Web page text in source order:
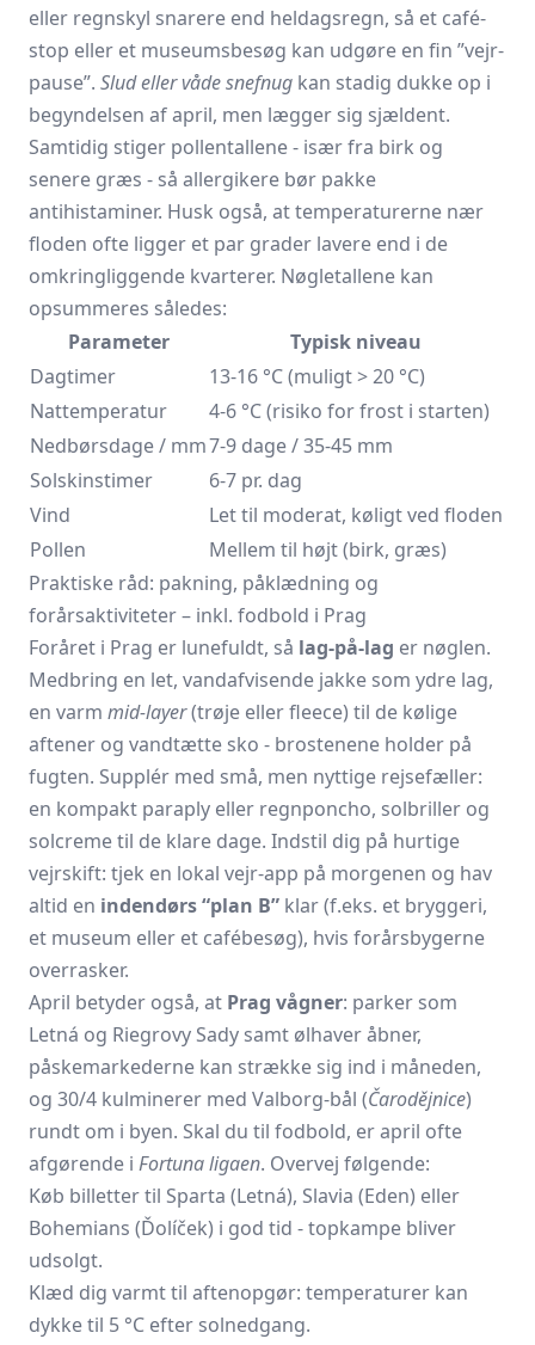
eller regnskyl snarere end heldagsregn, så et café-
stop eller et museumsbesøg kan udgøre en fin ”vejr­
pause”. Slud eller våde snefnug kan stadig dukke op i
begyndelsen af april, men lægger sig sjældent.
Samtidig stiger pollentallene - især fra birk og
senere græs - så allergikere bør pakke
antihistaminer. Husk også, at temperaturerne nær
floden ofte ligger et par grader lavere end i de
omkringliggende kvarterer. Nøgletallene kan
opsummeres således:
Parameter
Typisk niveau
Dagtimer
13-16 °C (muligt > 20 °C)
Nattemperatur
4-6 °C (risiko for frost i starten)
Nedbørsdage / mm7-9 dage / 35-45 mm
Solskinstimer
6-7 pr. dag
Vind
Let til moderat, køligt ved floden
Pollen
Mellem til højt (birk, græs)
Praktiske råd: pakning, påklædning og
forårsaktiviteter – inkl. fodbold i Prag
Foråret i Prag er lunefuldt, så lag-på-lag er nøglen.
Medbring en let, vandafvisende jakke som ydre lag,
en varm mid-layer(trøje eller fleece) til de kølige
aftener og vandtætte sko - brostenene holder på
fugten. Supplér med små, men nyttige rejsefæller:
en kompakt paraply eller regnponcho, solbriller og
solcreme til de klare dage. Indstil dig på hurtige
vejrskift: tjek en lokal vejr-app på morgenen og hav
altid en indendørs “plan B” klar (f.eks. et bryggeri,
et museum eller et cafébesøg), hvis forårsbygerne
overrasker.
April betyder også, at Prag vågner: parker som
Letná og Riegrovy Sady samt ølhaver åbner,
påskemarkederne kan strække sig ind i måneden,
og 30/4 kulminerer med Valborg-bål (Čarodějnice)
rundt om i byen. Skal du til fodbold, er april ofte
afgørende i Fortuna ligaen. Overvej følgende:
Køb billetter til Sparta (Letná), Slavia (Eden) eller
Bohemians (Ďolíček) i god tid - topkampe bliver
udsolgt.
Klæd dig varmt til aftenopgør: temperaturer kan
dykke til 5 °C efter solnedgang.